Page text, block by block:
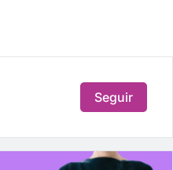
Seguir